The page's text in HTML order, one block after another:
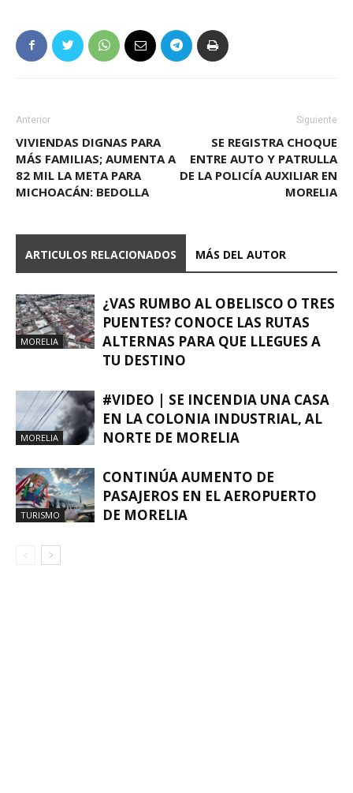
Anterior
VIVIENDAS DIGNAS PARA
MÁS FAMILIAS; AUMENTA A
82 MIL LA META PARA
MICHOACÁN: BEDOLLA
Siguiente
SE REGISTRA CHOQUE
ENTRE AUTO Y PATRULLA
DE LA POLICÍA AUXILIAR EN
MORELIA
ARTICULOS RELACIONADOS MÁS DEL AUTOR
MORELIA
¿VAS RUMBO AL OBELISCO O TRES
PUENTES? CONOCE LAS RUTAS
ALTERNAS PARA QUE LLEGUES A
TU DESTINO
MORELIA
#VIDEO | SE INCENDIA UNA CASA
EN LA COLONIA INDUSTRIAL, AL
NORTE DE MORELIA
TURISMO
CONTINÚA AUMENTO DE
PASAJEROS EN EL AEROPUERTO
DE MORELIA